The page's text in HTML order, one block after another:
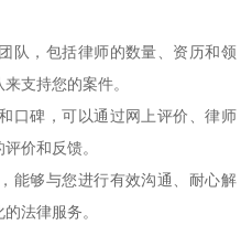
队，包括律师的数量、资历和领
支持您的案件。
口碑，可以通过网上评价、律师
价和反馈。
能够与您进行有效沟通、耐心解
法律服务。